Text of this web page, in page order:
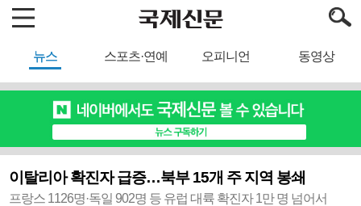
뉴스 스포츠·연예 오피니언 동영상
이탈리아 확진자 급증…북부 15개 주 지역 봉쇄
프랑스 1126명·독일 902명 등 유럽 대륙 확진자 1만 명 넘어서